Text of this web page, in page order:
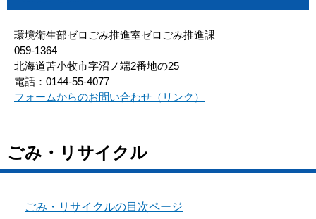
環境衛生部ゼロごみ推進室ゼロごみ推進課
059-1364
北海道苫小牧市字沼ノ端2番地の25
電話：0144-55-4077
フォームからのお問い合わせ（リンク）
ごみ・リサイクル
ごみ・リサイクルの目次ページ